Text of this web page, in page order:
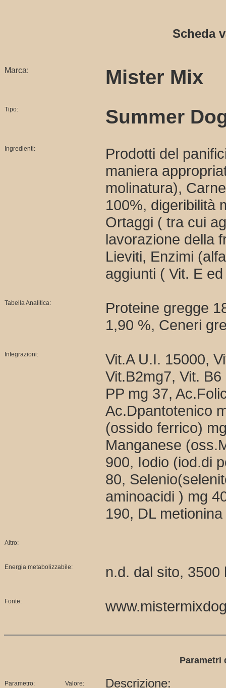
Scheda
Marca: Mister Mix
Tipo: Summer
Ingredienti:
Prodotti del
maniera
molinatura),
100%, digeribilità
Ortaggi ( tra cui
lavorazione della
Lieviti, Enzimi
aggiunti ( Vit. E
Tabella Analitica:
Proteine gregge
1,90 %, Ceneri
Integrazioni:
Vit.A U.I. 15000,
Vit.B2mg7, Vit.
PP mg 37,
Ac.Dpantotenico
(ossido ferrico)
Manganese
900, Iodio (iod.di
80,
aminoacidi ) mg
190, DL
Altro:
Energia metabolizzabile: n.d. dal sito,
Fonte:
Parametri
Parametro: Valore: Descrizione: